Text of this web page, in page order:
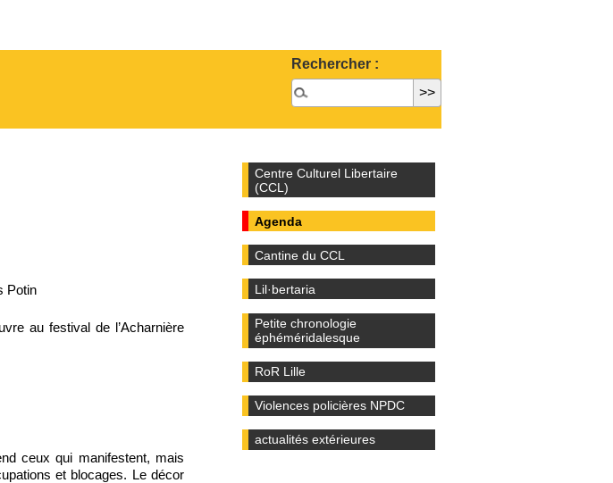
Rechercher :
Potin
au festival de l’Acharnière
ceux qui manifestent, mais
et blocages. Le décor
Centre Culturel Libertaire
(CCL)
Agenda
Cantine du CCL
Lil·bertaria
Petite chronologie
éphéméridalesque
RoR Lille
Violences policières NPDC
actualités extérieures